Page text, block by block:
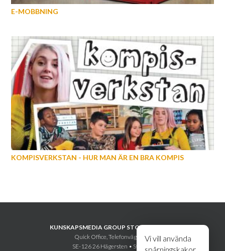
Vi vill använda
E-MOBBNING
KOMPISVERKSTAN - HUR MAN ÄR EN BRA KOMPIS
KUNSKAPSMEDIA GROUP STOCKHOLM AB
Quick Office, Telefonvägen 30
SE-126 26 Hägersten • Sweden